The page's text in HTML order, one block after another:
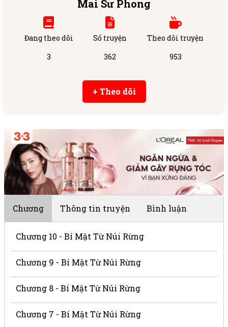
Mai Sư Phong
Đang theo dõi
3
Số truyện
362
Theo dõi truyện
953
+ Theo dõi
Chương Thông tin truyện Bình luận
Chương 10 - Bí Mật Từ Núi Rừng
Chương 9 - Bí Mật Từ Núi Rừng
Chương 8 - Bí Mật Từ Núi Rừng
Chương 7 - Bí Mật Từ Núi Rừng